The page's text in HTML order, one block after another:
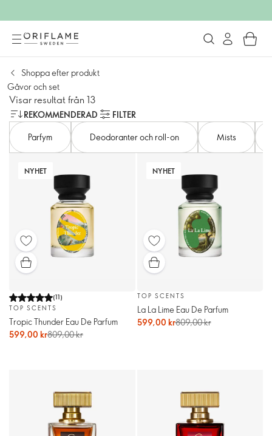
Shoppa efter produkt
Gåvor och set
Visar resultat från 13
REKOMMENDERAD
FILTER
Parfym
Deodoranter och roll-on Mists​
NYHET
(11)
TOP SCENTS
Tropic Thunder Eau De Parfum
599,00 kr809,00 kr
NYHET
TOP SCENTS
La La Lime Eau De Parfum
599,00 kr809,00 kr